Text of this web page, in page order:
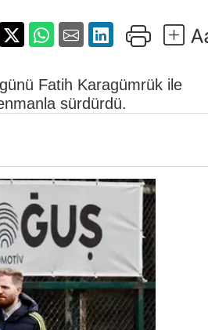
Fatih Karagümrük ile
sürdürdü.